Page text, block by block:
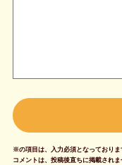
※の項目は、入力必須となっておりま
コメントは、投稿後直ちに掲載されま